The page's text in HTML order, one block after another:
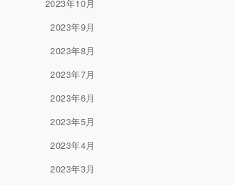
2023年10月
2023年9月
2023年8月
2023年7月
2023年6月
2023年5月
2023年4月
2023年3月